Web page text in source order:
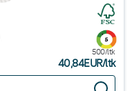
500/ltk
40,84EUR/ltk